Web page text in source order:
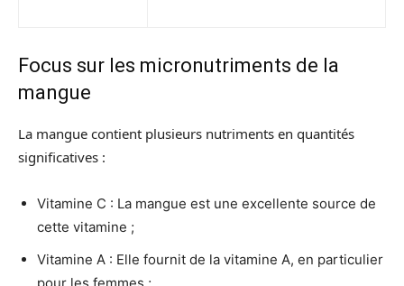
Focus sur les micronutriments de la
mangue
La mangue contient plusieurs nutriments en quantités
significatives :
Vitamine C : La mangue est une excellente source de
cette vitamine ;
Vitamine A : Elle fournit de la vitamine A, en particulier